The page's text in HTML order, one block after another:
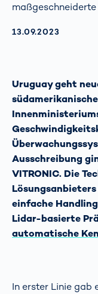
AKTUALISIERT AM:
13.09.2023
Uruguay geht
Ausschreibung
VITRONIC. Die
einfache
Lidar-basierte
automatische
In erster Linie gab